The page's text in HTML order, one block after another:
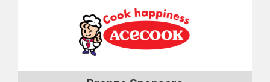
cntorimoto@yahoo.co.jp ■岡山県 岡山県外国人相談センター
＝ 086-256-6052（平日9:00～17:00） ＝ E-mail：
support@opief.or.jp ■広島県 ひろしま国際センター ＝ 0120-
9207（毎日10:00～19:00） ＝ E-mail：fukuoka-
（OTIT）に相談してください。ベトナム語で相談内容を送信
できます。電話もあります（0120-250-168）。事務所を直接
訪れるのも有効です。 万一、OTITに相談しても解決しない場
合は、次のような民間の相談機関もあります。「外国人実習